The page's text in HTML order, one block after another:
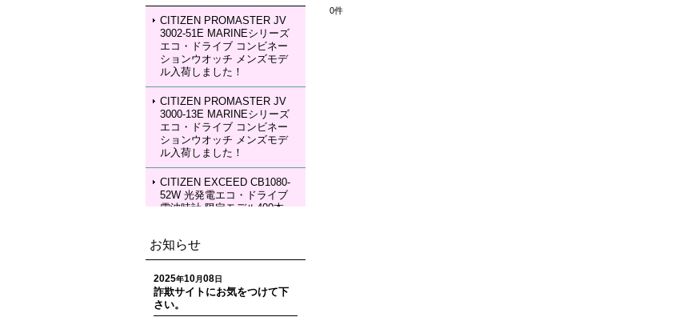
HAB002J コアショップ専用
モデル メンズモデル 入荷し
ました！
SEIKO LUKIA HEA003J LU
KIA Grow with DAICHI MIU
RA Limited Edition レディー
スモデル 入荷しました！
SEIKO LUKIA HEA004J LU
KIA Grow with DAICHI MIU
RA Limited Edition メカニカ
ルウォッチ レディースモデ
ル 入荷しました！
CITIZEN PROMASTER JV
3002-51E MARINEシリーズ
エコ・ドライブ コンビネー
ションウオッチ メンズモデ
ル入荷しました！
CITIZEN PROMASTER JV
3000-13E MARINEシリーズ
エコ・ドライブ コンビネー
ションウオッチ メンズモデ
ル入荷しました！
CITIZEN EXCEED CB1080-
52W 光発電エコ・ドライブ
電波時計 限定モデル400本
CITIZEN EXCEED EC1120-
59W 光発電エコ・ドライブ
電波時計 限定モデル400本
ペアモデル レディースモデ
ル 入荷しました！
お知らせ
2025年10月 08日
詐欺サイトにお気をつけて下
さい。
0件